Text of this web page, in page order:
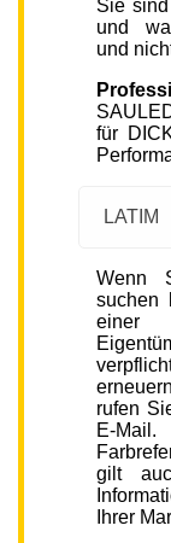
Sie
und
und
für
LATIM
Wenn
suchen
einer
rufen
E-
gilt
Ihrer